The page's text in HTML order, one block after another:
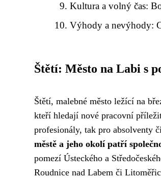
Kultura a volný čas:
Výhody a nevýhody:
Štětí: Město na Labi s
Štětí, malebné město ležící na
kteří hledají nové pracovní
profesionály, tak pro absolventy
městě a jeho okolí patří
pomezí Ústeckého a
Roudnice nad Labem či